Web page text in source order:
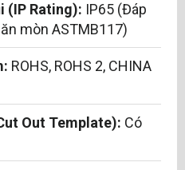
(IP Rating): IP65 (Đáp
mòn ASTMB117)
ROHS, ROHS 2, CHINA
Out Template): Có